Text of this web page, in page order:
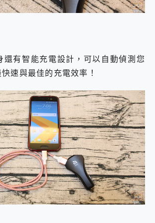
還有智能充電設計，可以自動偵測您
速與最佳的充電效率！